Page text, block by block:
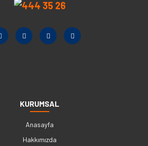
KURUMSAL
Anasayfa
Hakkımızda